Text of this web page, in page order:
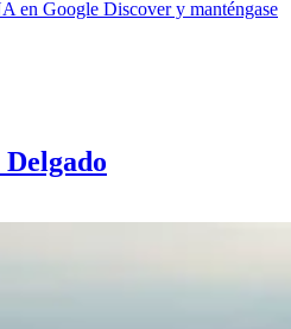
en Google Discover y manténgase